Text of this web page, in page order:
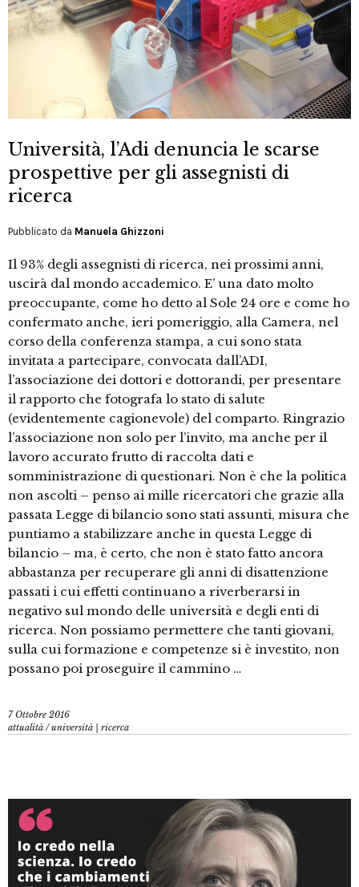
Università, l’Adi denuncia le scarse
prospettive per gli assegnisti di
ricerca
Pubblicato da Manuela Ghizzoni
Il 93% degli assegnisti di ricerca, nei prossimi anni,
uscirà dal mondo accademico. E’ una dato molto
preoccupante, come ho detto al Sole 24 ore e come ho
confermato anche, ieri pomeriggio, alla Camera, nel
corso della conferenza stampa, a cui sono stata
invitata a partecipare, convocata dall’ADI,
l’associazione dei dottori e dottorandi, per presentare
il rapporto che fotografa lo stato di salute
(evidentemente cagionevole) del comparto. Ringrazio
l’associazione non solo per l’invito, ma anche per il
lavoro accurato frutto di raccolta dati e
somministrazione di questionari. Non è che la politica
non ascolti – penso ai mille ricercatori che grazie alla
passata Legge di bilancio sono stati assunti, misura che
puntiamo a stabilizzare anche in questa Legge di
bilancio – ma, è certo, che non è stato fatto ancora
abbastanza per recuperare gli anni di disattenzione
passati i cui effetti continuano a riverberarsi in
negativo sul mondo delle università e degli enti di
ricerca. Non possiamo permettere che tanti giovani,
sulla cui formazione e competenze si è investito, non
possano poi proseguire il cammino …
7 Ottobre 2016
attualità /università | ricerca